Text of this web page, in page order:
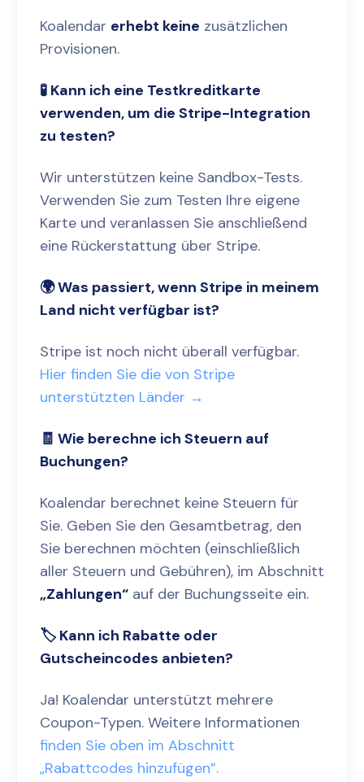
Koalendar erhebt keine zusätzlichen
Provisionen.
🧪 Kann ich eine Testkreditkarte
verwenden, um die Stripe-Integration
zu testen?
Wir unterstützen keine Sandbox-Tests.
Verwenden Sie zum Testen Ihre eigene
Karte und veranlassen Sie anschließend
eine Rückerstattung über Stripe.
🌍 Was passiert, wenn Stripe in meinem
Land nicht verfügbar ist?
Stripe ist noch nicht überall verfügbar.
Hier finden Sie die von Stripe
unterstützten Länder →
🧾 Wie berechne ich Steuern auf
Buchungen?
Koalendar berechnet keine Steuern für
Sie. Geben Sie den Gesamtbetrag, den
Sie berechnen möchten (einschließlich
aller Steuern und Gebühren), im Abschnitt
„Zahlungen“ auf der Buchungsseite ein.
🏷️ Kann ich Rabatte oder
Gutscheincodes anbieten?
Ja! Koalendar unterstützt mehrere
Coupon-Typen. Weitere Informationen
finden Sie oben im Abschnitt
„Rabattcodes hinzufügen”.